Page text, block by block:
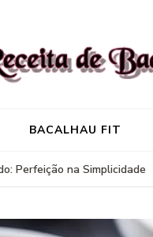
BACALHAU FIT
Perfeição na Simplicidade